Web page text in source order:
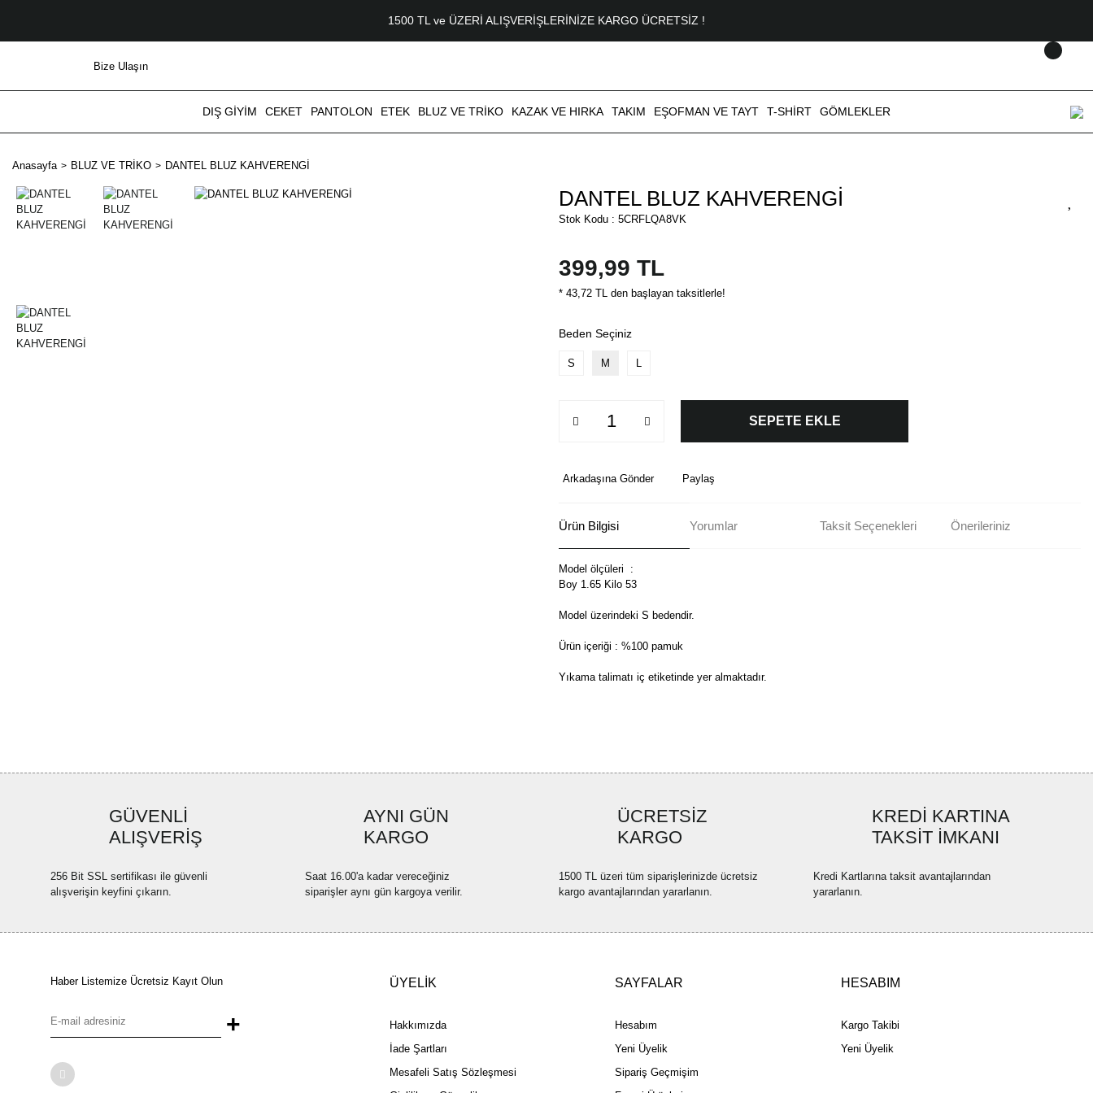
1500 TL ve ÜZERİ ALIŞVERİŞLERİNİZE KARGO ÜCRETSİZ !
Bize Ulaşın
DIŞ GİYİM CEKET PANTOLON ETEK BLUZ VE TRİKO KAZAK VE HIRKA TAKIM EŞOFMAN VE TAYT T-SHİRT GÖMLEKLER
Anasayfa BLUZ VE TRİKO DANTEL BLUZ KAHVERENGİ
DANTEL BLUZ KAHVERENGİ
Stok Kodu : 5CRFLQA8VK
399,99 TL
* 43,72 TL den başlayan taksitlerle!
Beden Seçiniz
S M L
SEPETE EKLE
Arkadaşına Gönder Paylaş
Ürün Bilgisi Yorumlar Taksit Seçenekleri Önerileriniz
Model ölçüleri :
Boy 1.65 Kilo 53
Model üzerindeki S bedendir.
Ürün içeriği : %100 pamuk
Yıkama talimatı iç etiketinde yer almaktadır.
Ürün açıklamasında eksik bilgiler bulunuyor.
Ürün bilgilerinde hatalar bulunuyor.
Bu ürüne benzer farklı alternatifler olmalı.
GÜVENLİ
ALIŞVERİŞ
256 Bit SSL sertifikası ile güvenli
alışverişin keyfini çıkarın.
AYNI GÜN
KARGO
Saat 16.00'a kadar vereceğiniz
siparişler aynı gün kargoya verilir.
ÜCRETSİZ
KARGO
1500 TL üzeri tüm siparişlerinizde ücretsiz
kargo avantajlarından yararlanın.
KREDİ KARTINA
TAKSİT İMKANI
Kredi Kartlarına taksit avantajlarından
yararlanın.
Haber Listemize Ücretsiz Kayıt Olun
+
ÜYELİK
Hakkımızda
İade Şartları
Mesafeli Satış Sözleşmesi
SAYFALAR
Hesabım
Yeni Üyelik
Sipariş Geçmişim
HESABIM
Kargo Takibi
Yeni Üyelik